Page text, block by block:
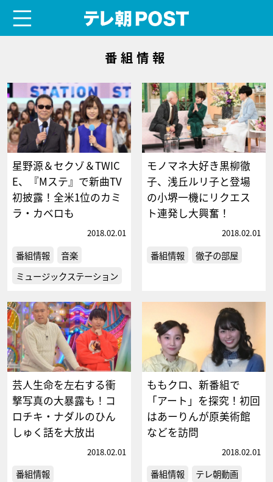
番組情報
星野源＆セクゾ＆TWIC
E、『Mステ』で新曲TV
初披露！全米1位のカミ
ラ・カベロも
2018.02.01
番組情報
音楽
ミュージックステーション
モノマネ大好き黒柳徹
子、浅丘ルリ子と登場
の小堺一機にリクエス
ト連発し大興奮！
2018.02.01
番組情報 徹子の部屋
芸人生命を左右する衝
撃写真の大暴露も！コ
ロチキ・ナダルのひん
しゅく話を大放出
2018.02.01
番組情報
ももクロ、新番組で
「アート」を探究！初回
はあーりんが原美術館
などを訪問
2018.02.01
番組情報 テレ朝動画